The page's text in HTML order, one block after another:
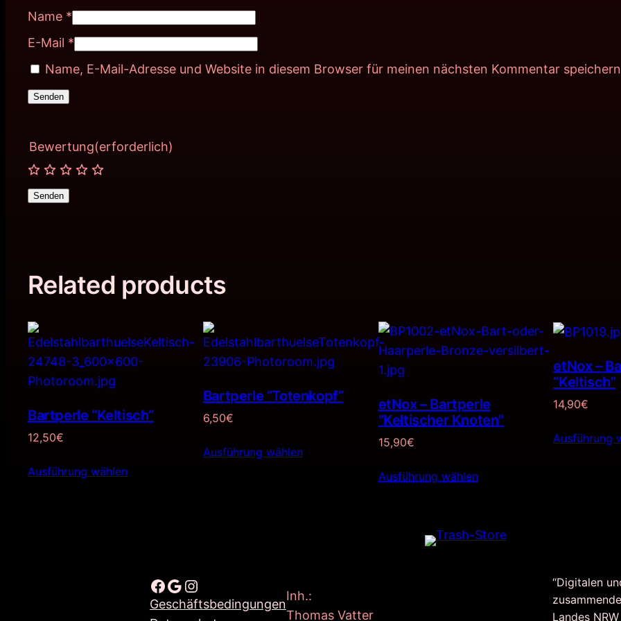
Name *
E-Mail *
Name, E-Mail-Adresse und Website in diesem Browser für meinen nächsten Kommentar
Bewertung(erforderlich)
Senden
Related products
Bartperle “Keltisch”
12,50€
Ausführung wählen
Bartperle “Totenkopf”
6,50€
Ausführung wählen
etNox – Bartperle
”Keltischer Knoten”
15,90€
Ausführung wählen
etNox –
“Keltisch”
14,90€
Ausführung
Facebook Google Instagram
Geschäftsbedingungen
Inh.:
Thomas Vatter
“Digitalen
Landes NRW